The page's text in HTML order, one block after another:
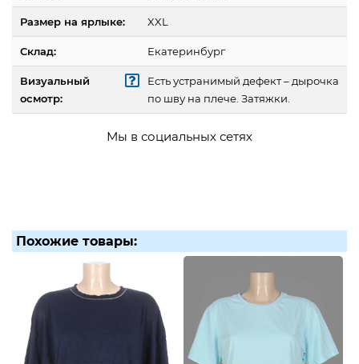
Размер на ярлыке: XXL
Склад: Екатеринбург
Визуальный
осмотр:
Есть устранимый дефект – дырочка
по шву на плече. Затяжки.
Мы в социальных сетях
Похожие товары: